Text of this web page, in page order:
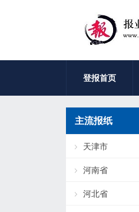
登报首页
主流报纸
天津市
河南省
河北省